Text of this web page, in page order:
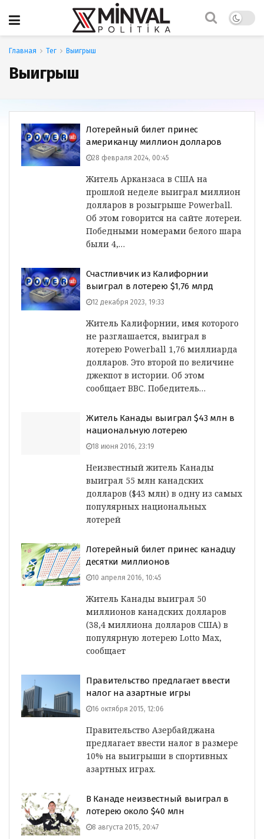
Главная Тег Выигрыш
Выигрыш
Лотерейный билет принес
американцу миллион долларов
28 февраля 2024, 00:45
Житель Арканзаса в США на
прошлой неделе выиграл миллион
долларов в розыгрыше Powerball.
Об этом говорится на сайте лотереи.
Победными номерами белого шара
были 4,…
Счастливчик из Калифорнии
выиграл в лотерею $1,76 млрд
12 декабря 2023, 19:33
Житель Калифорнии, имя которого
не разглашается, выиграл в
лотерею Powerball 1,76 миллиарда
долларов. Это второй по величине
джекпот в истории. Об этом
сообщает BBC. Победитель…
Житель Канады выиграл $43 млн в
национальную лотерею
18 июня 2016, 23:19
Неизвестный житель Канады
выиграл 55 млн канадских
долларов ($43 млн) в одну из самых
популярных национальных
лотерей
Лотерейный билет принес канадцу
десятки миллионов
10 апреля 2016, 10:45
Житель Канады выиграл 50
миллионов канадских долларов
(38,4 миллиона долларов США) в
популярную лотерею Lotto Max,
сообщает
Правительство предлагает ввести
налог на азартные игры
16 октября 2015, 12:06
Правительство Азербайджана
предлагает ввести налог в размере
10% на выигрыши в спортивных
азартных играх.
В Канаде неизвестный выиграл в
лотерею около $40 млн
8 августа 2015, 20:47